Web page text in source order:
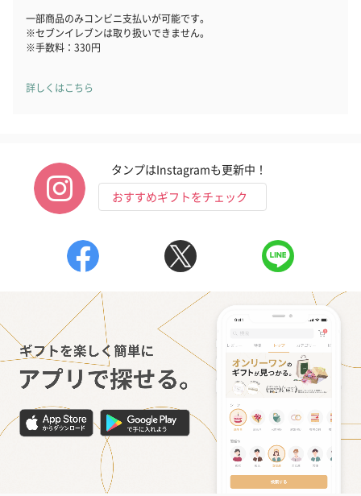
一部商品のみコンビニ支払いが可能です。
※セブンイレブンは取り扱いできません。
※手数料：330円
詳しくはこちら
タンプはInstagramも更新中！
おすすめギフトをチェック